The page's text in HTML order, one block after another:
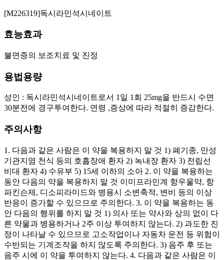
[M226319]독시라민석시네이트
효능효과
불면증의 보조치료 및 진정
용법용량
성인 : 독시라민석시네이트로서 1일 1회 25mg을 반드시 수면
30분전에 경구투여한다. 연령 ,증상에 따라 적절히 증감한다.
주의사항
1. 다음과 같은 사람은 이 약을 복용하지 말 것 1) 폐기종, 만성
기관지염 천식 등의 호흡장애 환자 2) 녹내장 환자 3) 전립선
비대 환자 4) 수유부 5) 15세 이하의 소아 2. 이 약을 복용하는
동안 다음의 약을 복용하지 말 것 이미프라민계 항우울약, 항
파킨슨제, 디소피라미드와 병용시 소변축적, 변비 등의 이상
반응이 증가할 수 있으므로 주의한다. 3. 이 약을 복용하는 동
안 다음의 행위를 하지 말 것 1) 의사 또는 약사와 상의 없이 다
른 약물과 병용하거나 2주 이상 투여하지 않는다. 2) 과도한 진
정이 나타날 수 있으므로 고소작업이나 자동차 운전 등 위험이
수반되는 기계조작을 하지 않도록 주의한다. 3) 음주 후 또는
음주 시에 이 약을 투여하지 않는다. 4. 다음과 같은 사람은 이